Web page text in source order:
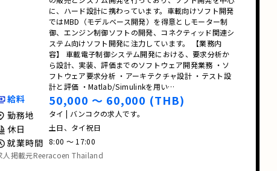
に、ハード設計に携わっています。車載向けソフト開発
ではMBD（モデルベース開発）を得意としモーター制
御、エンジン制御ソフトの開発、コネクティッド関連シ
ステム向けソフト開発に注力しています。 【業務内
容】 車載電子制御システム開発における、要求分析か
ら設計、実装、評価までのソフトウェア開発業務 ・ソ
フトウェア要求分析 ・アーキテクチャ設計 ・テスト設
計と評価 ・Matlab/Simulinkを用い…
給料 50,000 〜 60,000 (THB)
勤務地 タイ | バンコクの求人です。
休日 土日、タイ祝日
就業時間
8:00 〜 17:00
人掲載元Reeracoen Thailand